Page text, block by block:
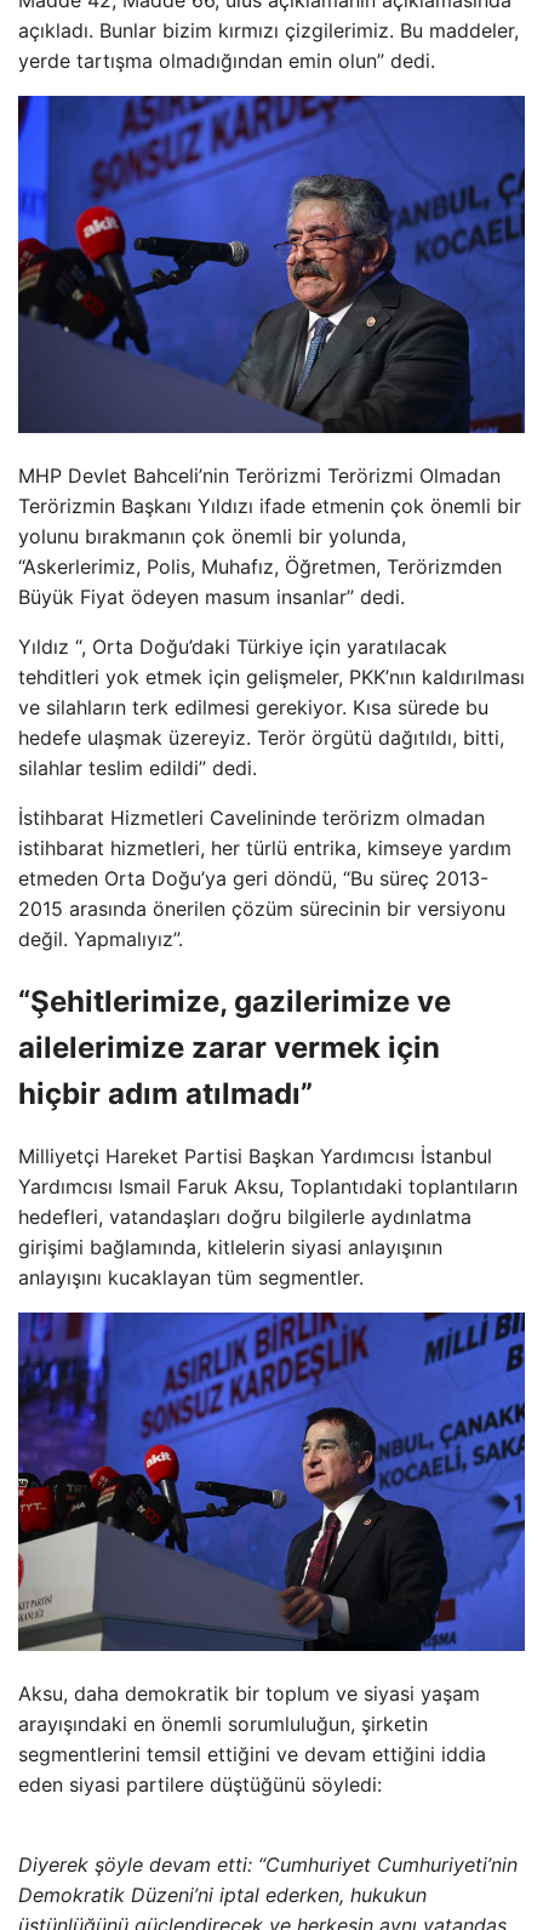
açıkladı. Bunlar bizim kırmızı çizgilerimiz. Bu maddeler,
yerde tartışma olmadığından emin olun” dedi.
MHP Devlet Bahceli’nin Terörizmi Terörizmi Olmadan
Terörizmin Başkanı Yıldızı ifade etmenin çok önemli bir
yolunu bırakmanın çok önemli bir yolunda,
“Askerlerimiz, Polis, Muhafız, Öğretmen, Terörizmden
Büyük Fiyat ödeyen masum insanlar” dedi.
Yıldız “, Orta Doğu’daki Türkiye için yaratılacak
tehditleri yok etmek için gelişmeler, PKK’nın kaldırılması
ve silahların terk edilmesi gerekiyor. Kısa sürede bu
hedefe ulaşmak üzereyiz. Terör örgütü dağıtıldı, bitti,
silahlar teslim edildi” dedi.
İstihbarat Hizmetleri Cavelininde terörizm olmadan
istihbarat hizmetleri, her türlü entrika, kimseye yardım
etmeden Orta Doğu’ya geri döndü, “Bu süreç 2013-
2015 arasında önerilen çözüm sürecinin bir versiyonu
değil. Yapmalıyız”.
“Şehitlerimize, gazilerimize ve
ailelerimize zarar vermek için
hiçbir adım atılmadı”
Milliyetçi Hareket Partisi Başkan Yardımcısı İstanbul
Yardımcısı Ismail Faruk Aksu, Toplantıdaki toplantıların
hedefleri, vatandaşları doğru bilgilerle aydınlatma
girişimi bağlamında, kitlelerin siyasi anlayışının
anlayışını kucaklayan tüm segmentler.
Aksu, daha demokratik bir toplum ve siyasi yaşam
arayışındaki en önemli sorumluluğun, şirketin
segmentlerini temsil ettiğini ve devam ettiğini iddia
eden siyasi partilere düştüğünü söyledi:
Diyerek şöyle devam etti: “Cumhuriyet Cumhuriyeti’nin
Demokratik Düzeni’ni iptal ederken, hukukun
üstünlüğünü güçlendirecek ve herkesin aynı vatandaş